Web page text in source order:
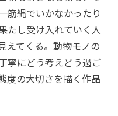
筋縄でいかなかったり
たし受け入れていく人
えてくる。動物モノの
寧にどう考えどう過ご
度の大切さを描く作品